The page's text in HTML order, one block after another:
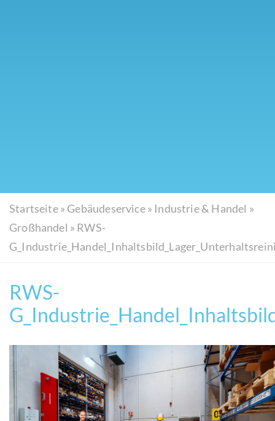
Startseite» Gebäudeservice» Industrie & Handel »
Großhandel » RWS-
RWS-